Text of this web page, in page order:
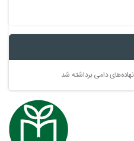
دامی برداشته شد